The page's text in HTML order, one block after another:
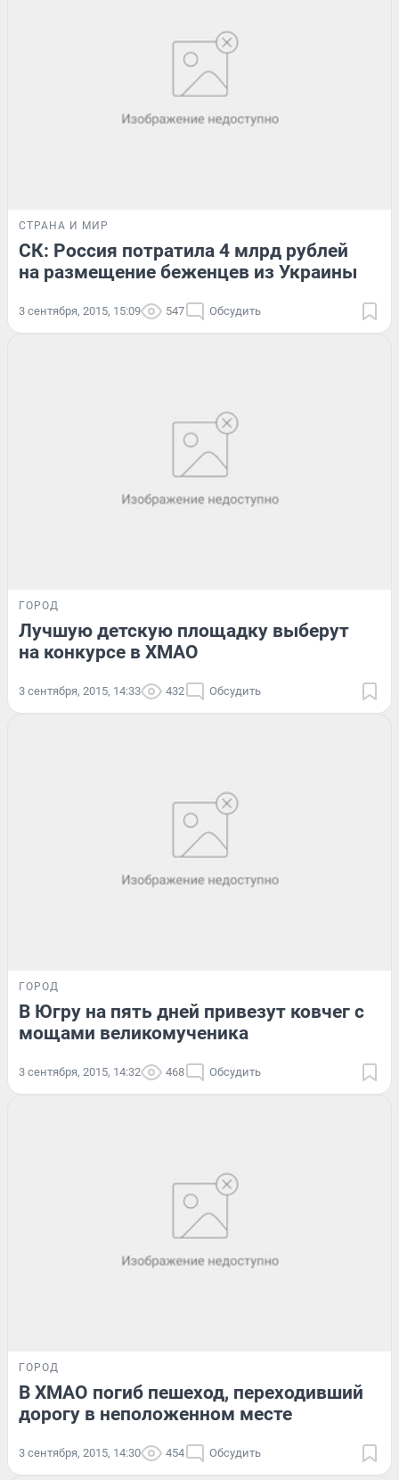
СТРАНА И МИР
СК: Россия потратила 4 млрд рублей
на размещение беженцев из Украины
3 сентября, 2015, 15:09 547 Обсудить
ГОРОД
Лучшую детскую площадку выберут
на конкурсе в ХМАО
3 сентября, 2015, 14:33 432 Обсудить
ГОРОД
В Югру на пять дней привезут ковчег с
мощами великомученика
3 сентября, 2015, 14:32 468 Обсудить
ГОРОД
В ХМАО погиб пешеход, переходивший
дорогу в неположенном месте
3 сентября, 2015, 14:30 454 Обсудить